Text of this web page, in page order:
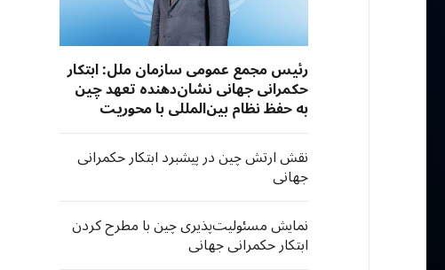
رئیس مجمع عمومی سازمان ملل: ابتکار
حکمرانی جهانی نشان‌دهنده تعهد چین
به حفظ نظام بین‌المللی با محوریت
سازمان ملل است
نقش ارتش چین در پیشبرد ابتکار حکمرانی
جهانی
نمایش مسئولیت‌پذیری چین با مطرح کردن
ابتکار حکمرانی جهانی